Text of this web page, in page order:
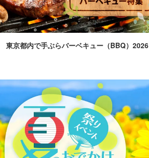
東京都内で手ぶらバーベキュー（BBQ）2026